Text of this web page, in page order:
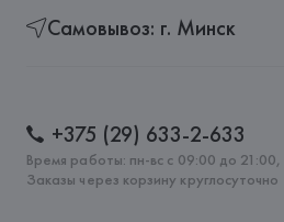
Самовывоз: г. Минск
+375 (29) 633-2-633
Время работы: пн-вс с 09:00 до 21:00,
Заказы через корзину круглосуточно